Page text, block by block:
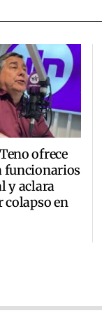
ofrece
funcionarios
y aclara
colapso en